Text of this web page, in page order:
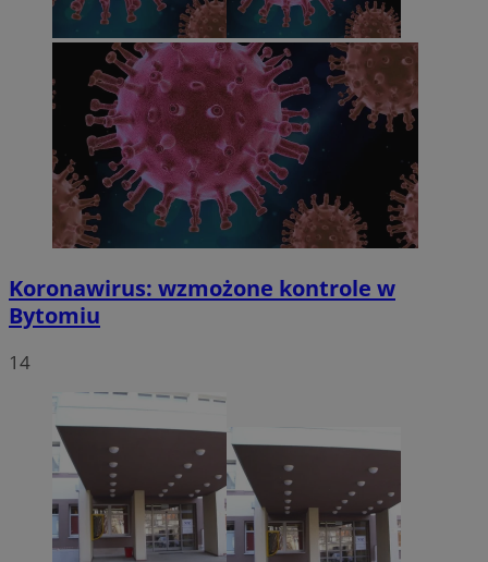
Koronawirus: wzmożone kontrole w
Bytomiu
14